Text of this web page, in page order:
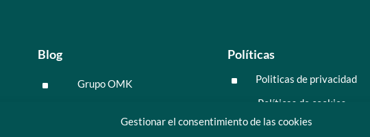
Gestionar el consentimiento de las cookies
Blog
^ Grupo OMK
Políticas
^ Politicas de privacidad
Políticas de cookies
Preguntas frecuentes